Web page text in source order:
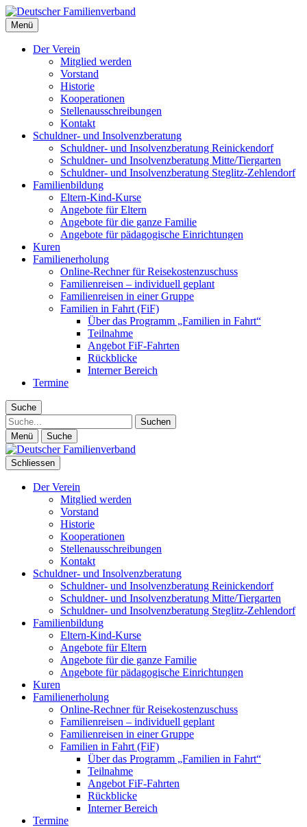
Deutscher Familienverband
Landesverband Berlin
Menü
Der Verein
Mitglied werden
Vorstand
Historie
Kooperationen
Stellenausschreibungen
Kontakt
Schuldner- und Insolvenzberatung
Schuldner- und Insolvenzberatung Reinickendorf
Schuldner- und Insolvenzberatung Mitte/Tiergarten
Schuldner- und Insolvenzberatung Steglitz-Zehlendorf
Familienbildung
Eltern-Kind-Kurse
Angebote für Eltern
Angebote für die ganze Familie
Angebote für pädagogische Einrichtungen
Kuren
Familienerholung
Online-Rechner für Reisekostenzuschuss
Familienreisen – individuell geplant
Familienreisen in einer Gruppe
Familien in Fahrt (FiF)
Über das Programm „Familien in Fahrt“
Teilnahme
Angebot FiF-Fahrten
Rückblicke
Interner Bereich
Termine
Suche
Suche
Menü Suche
Schliessen
Der Verein
Mitglied werden
Vorstand
Historie
Kooperationen
Stellenausschreibungen
Kontakt
Schuldner- und Insolvenzberatung
Schuldner- und Insolvenzberatung Reinickendorf
Schuldner- und Insolvenzberatung Mitte/Tiergarten
Schuldner- und Insolvenzberatung Steglitz-Zehlendorf
Familienbildung
Eltern-Kind-Kurse
Angebote für Eltern
Angebote für die ganze Familie
Angebote für pädagogische Einrichtungen
Kuren
Familienerholung
Online-Rechner für Reisekostenzuschuss
Familienreisen – individuell geplant
Familienreisen in einer Gruppe
Familien in Fahrt (FiF)
Über das Programm „Familien in Fahrt“
Teilnahme
Angebot FiF-Fahrten
Rückblicke
Interner Bereich
Termine